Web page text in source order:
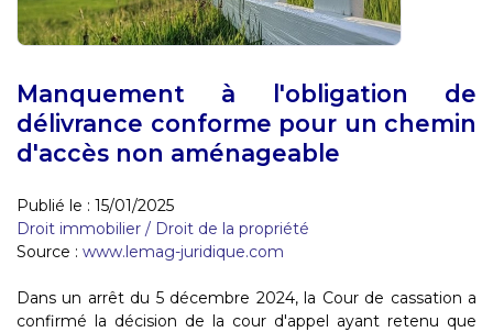
Manquement à l'obligation de
délivrance conforme pour un chemin
d'accès non aménageable
Publié le : 15/01/2025
Droit immobilier / Droit de la propriété
Source : www.lemag-juridique.com
Dans un arrêt du 5 décembre 2024, la Cour de cassation a
confirmé la décision de la cour d'appel ayant retenu que